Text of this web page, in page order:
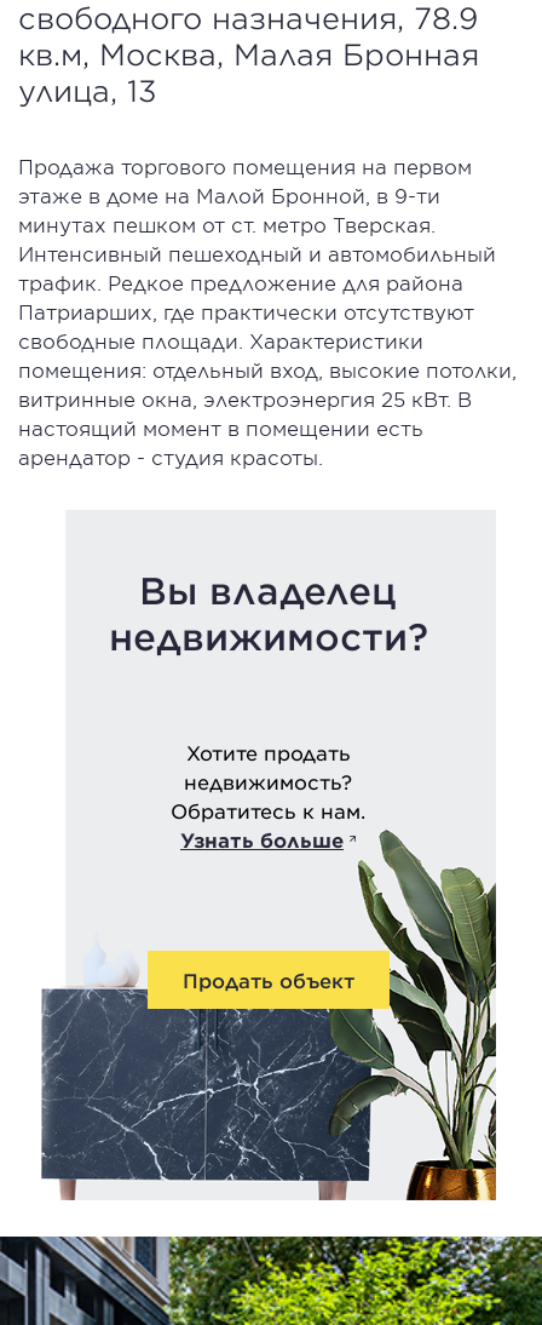
свободного назначения, 78.9
кв.м, Москва, Малая Бронная
улица, 13
Продажа торгового помещения на первом
этаже в доме на Малой Бронной, в 9-ти
минутах пешком от ст. метро Тверская.
Интенсивный пешеходный и автомобильный
трафик. Редкое предложение для района
Патриарших, где практически отсутствуют
свободные площади. Характеристики
помещения: отдельный вход, высокие потолки,
витринные окна, электроэнергия 25 кВт. В
настоящий момент в помещении есть
арендатор - студия красоты.
Вы владелец
недвижимости?
Хотите продать
недвижимость?
Обратитесь к нам.
Узнать больше
Продать объект